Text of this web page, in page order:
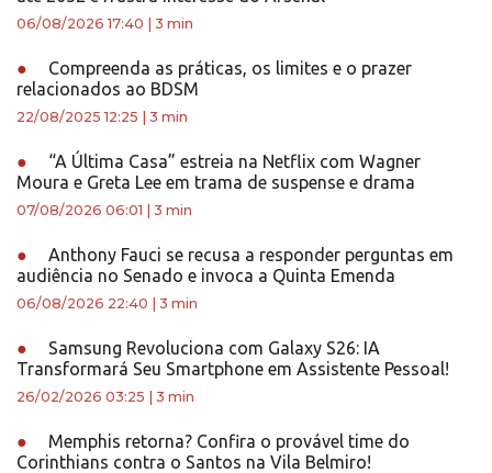
06/08/2026 17:40 3 min
●
Compreenda as práticas, os limites e o prazer
relacionados ao BDSM
22/08/2025 12:25 3 min
●
“A Última Casa” estreia na Netflix com Wagner
Moura e Greta Lee em trama de suspense e drama
07/08/2026 06:01 3 min
●
Anthony Fauci se recusa a responder perguntas em
audiência no Senado e invoca a Quinta Emenda
06/08/2026 22:40 3 min
●
Samsung Revoluciona com Galaxy S26: IA
Transformará Seu Smartphone em Assistente Pessoal!
26/02/2026 03:25 3 min
●
Memphis retorna? Confira o provável time do
Corinthians contra o Santos na Vila Belmiro!